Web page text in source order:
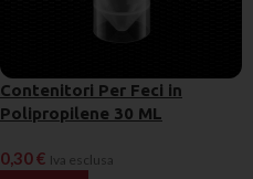
Contenitori Per Feci in
Polipropilene 30 ML
0,30€ Iva esclusa